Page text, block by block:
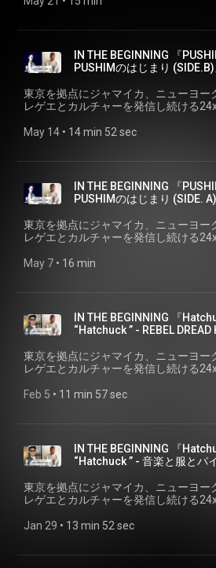
https://www.instagram.com/
セージを乗せ、円熟味を増しつつも「
その姿は多くの人々の心を掴み、勇気付
クにまつわる関連リンク: ✅＜PUSHIM＞
https://www.instagram.com/
WEB＞http://pushim.com/
https://
✅＜八幡浩司＞
https://www.instagram.com/
したと同時に、日本の音楽シーンの中
自身のレーベル“Groovillage”を設立さ
10枚目となる「immature」をリリー
のPUSHIM 20th ANNIVERSARY LIVE
員で終える。2021年にはMini Album
リリースに伴い、PUSHIM LIVE TOUR
にはMEDZ MUSIC協力の元、アルバム
セージを乗せ、円熟味を増しつつも「
その姿は多くの人々の心を掴み、勇気付
クにまつわる関連リンク: ✅＜PUSHIM＞
https://www.instagram.com/
WEB＞http://pushim.com/
https://
✅＜八幡浩司＞
https://www.instagram.com/
PUSHIM＞ の「はじまり」を探る。 IN THE BEGINNING
『PUSHIM 編 ③ 「使命感」と「求めら
で』』 ゲスト: PUSHIM 1995年に地元大阪で活動を開始。そ
の歌声を聞くと、誰もが“Feel The Soul
Voice!(=力強い声)”“One & Only(=誰に
されるプレミアム・シンガー。“クイ
て、今やジャパニーズ・レゲエ・シー
確固たるものにしたと同時に、日本の
る。2015年には自身のレーベル
アルバムとしては10枚目となる「
Zepp5箇所全10公演のPUSHIM 20th
MIDNIGHT PARTYも超満員で終える
『深呼吸』をリリース。リリースに伴
めた。２年後の2023年にはMEDZ
ンパワーメントのメッセージを乗せ、
「REBEL」の精神を貫くその姿は多く
気付け続けている。 トークにまつわる関連リンク: ✅＜
PUSHIM＞ https://
✅＜Official WEB＞http://pushim.com/
https://
✅＜八幡浩司＞
https://www.instagram.com/
IN THE BEGINNING 『
PUSHIMのはじまり (SIDE.B)
東京を拠点にジャマイカ、ニューヨー
レゲエとカルチャーを発信し続ける
の「はじまりのストーリー」、 『IN
PUSHIM＞ の「はじまり」を探る。 IN THE BEGINNING
『PUSHIM 編 ② シンガーPUSHIMのはじま
ト: PUSHIM 1995年に地元大阪で活動
と、誰もが“Feel The Soul (=魂を感じ
い声)”“One & Only(=誰にも真似できな
アム・シンガー。“クイーン・オブ・
パニーズ・レゲエ・シーンNo.1シンガ
にしたと同時に、日本の音楽シーンの
は自身のレーベル“Groovillage”を設
は10枚目となる「immature」をリリ
演のPUSHIM 20th ANNIVERSARY LIVE
満員で終える。2021年にはMini
ス。リリースに伴い、PUSHIM LIVE
2023年にはMEDZ MUSIC協力の元、ア
のメッセージを乗せ、円熟味を増しつ
を貫くその姿は多くの人々の心を掴み
る。 トークにまつわる関連リンク: ✅＜PUSHIM＞
https://www.instagram.com/
WEB＞http://pushim.com/
https://
✅＜八幡浩司＞
https://www.instagram.com/
May 14 • 14 min 52 sec
IN THE BEGINNING 『
PUSHIMのはじまり (SIDE. A)
東京を拠点にジャマイカ、ニューヨー
レゲエとカルチャーを発信し続ける
の「はじまりのストーリー」、 『IN
PUSHIM＞ の「はじまり」を探る。 IN THE BEGINNING
『PUSHIM 編 ① シンガーPUSHIMのはじ
ト: PUSHIM 1995年に地元大阪で活動
と、誰もが“Feel The Soul (=魂を感じ
い声)”“One & Only(=誰にも真似できな
アム・シンガー。“クイーン・オブ・
パニーズ・レゲエ・シーンNo.1シンガ
にしたと同時に、日本の音楽シーンの
は10枚目となる「immature」をリリ
演のPUSHIM 20th ANNIVERSARY LIVE
満員で終える。2021年にはMini
ス。リリースに伴い、PUSHIM LIVE
2023年にはMEDZ MUSIC協力の元、ア
May 7 • 16 min
IN THE BEGINNING 『
“Hatchuck ” - REBEL DREAD
東京を拠点にジャマイカ、ニューヨー
レゲエとカルチャーを発信し続ける
の「はじまりのストーリー」、 『IN
ド、ドン・レッツと共に活動する
HARDWARE) の「はじまり」を探る。 IN THE BEGINNING
『Hatchuck 編 ④ WHO is “Hatchuck ” -
HARDWARE 2026 』 ゲスト: Hatchuck (REBEL DREAD
HARDWARE) 東京都台東区出身。
スロードにあったショップ 「Fly
リック・クラプトンなどと共にクロー
【CHOKE】 をスタート。 CHOKEの生
であるロンドン出身のDJ/映像作家 ド
Feb 5 • 11 min 57 sec
IN THE BEGINNING 『
“Hatchuck ” - 音楽と服とパ
東京を拠点にジャマイカ、ニューヨー
レゲエとカルチャーを発信し続ける
の「はじまりのストーリー」、 『IN
Jan 29 • 13 min 52 sec